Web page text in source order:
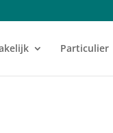
Particulier